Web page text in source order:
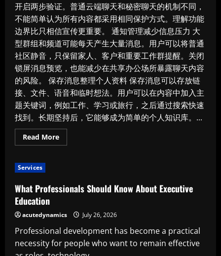
开启两步验证。普通云端聊天和秘密聊天的机制不同，
不能简单认为所有内容都采用相同保护方式。理解功能
边界比只相信宣传更重要。 通知管理减少信息压力 大
型群组和频道可能每天产生大量消息。用户可以将普通
社区静音，只保留家人、客户和重要工作群提醒。关闭
锁屏消息预览，也能减少在共享办公场所暴露聊天内容
的风险。 保存消息整理个人资料 保存消息可以存放链
接、文件、语音和临时想法。用户可以在内容中加入主
题关键词，例如工作、学习或旅行，之后通过搜索快速
找到。长期坚持后，它能够成为简单的个人知识库。...
Read MoreRead
more
门：
从
聊
天
到
频
道
订
阅
Services
What Professionals Should Know About Executive
Education
acutedynamics July 26, 2026
Professional development has become a practical
necessity for people who want to remain effective